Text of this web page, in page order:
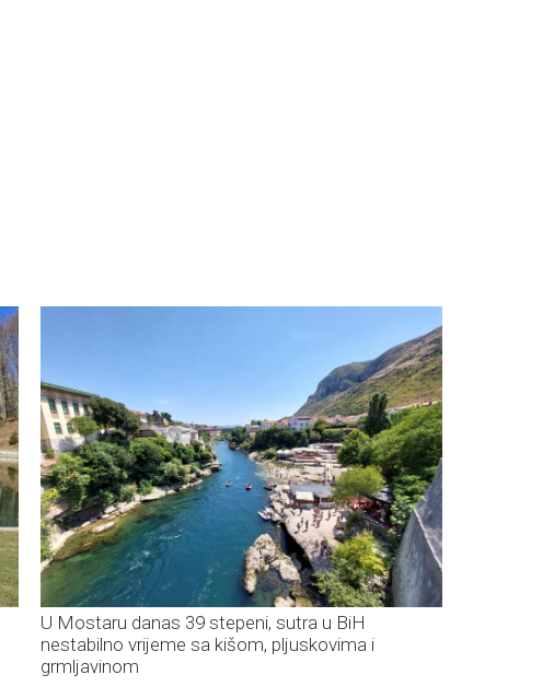
U Mostaru danas 39 stepeni, sutra u BiH
nestabilno vrijeme sa kišom, pljuskovima i
grmljavinom